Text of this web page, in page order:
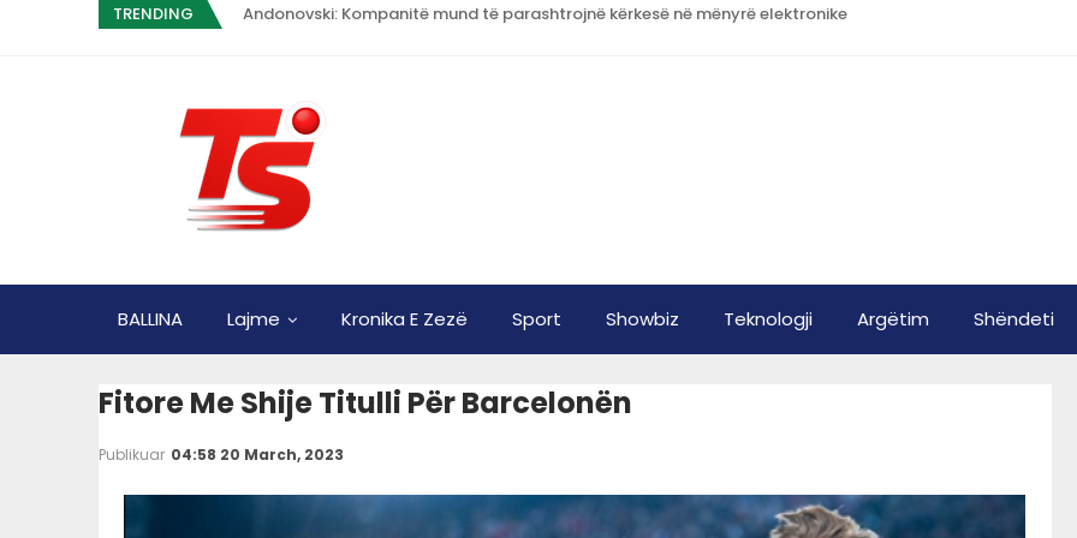
TRENDING Andonovski: Kompanitë mund të parashtrojnë kërkesë në mënyrë elektronike
BALLINA Lajme Kronika E Zezë Sport Showbiz Teknologji Argëtim Shëndeti
Fitore Me Shije Titulli Për Barcelonën
Publikuar 04:58 20 March, 2023